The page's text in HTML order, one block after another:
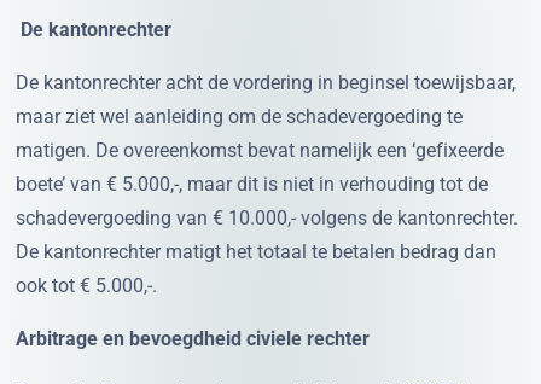
De kantonrechter
De kantonrechter acht de vordering in beginsel toewijsbaar,
maar ziet wel aanleiding om de schadevergoeding te
matigen. De overeenkomst bevat namelijk een ‘gefixeerde
boete’ van € 5.000,-, maar dit is niet in verhouding tot de
schadevergoeding van € 10.000,- volgens de kantonrechter.
De kantonrechter matigt het totaal te betalen bedrag dan
ook tot € 5.000,-.
Arbitrage en bevoegdheid civiele rechter